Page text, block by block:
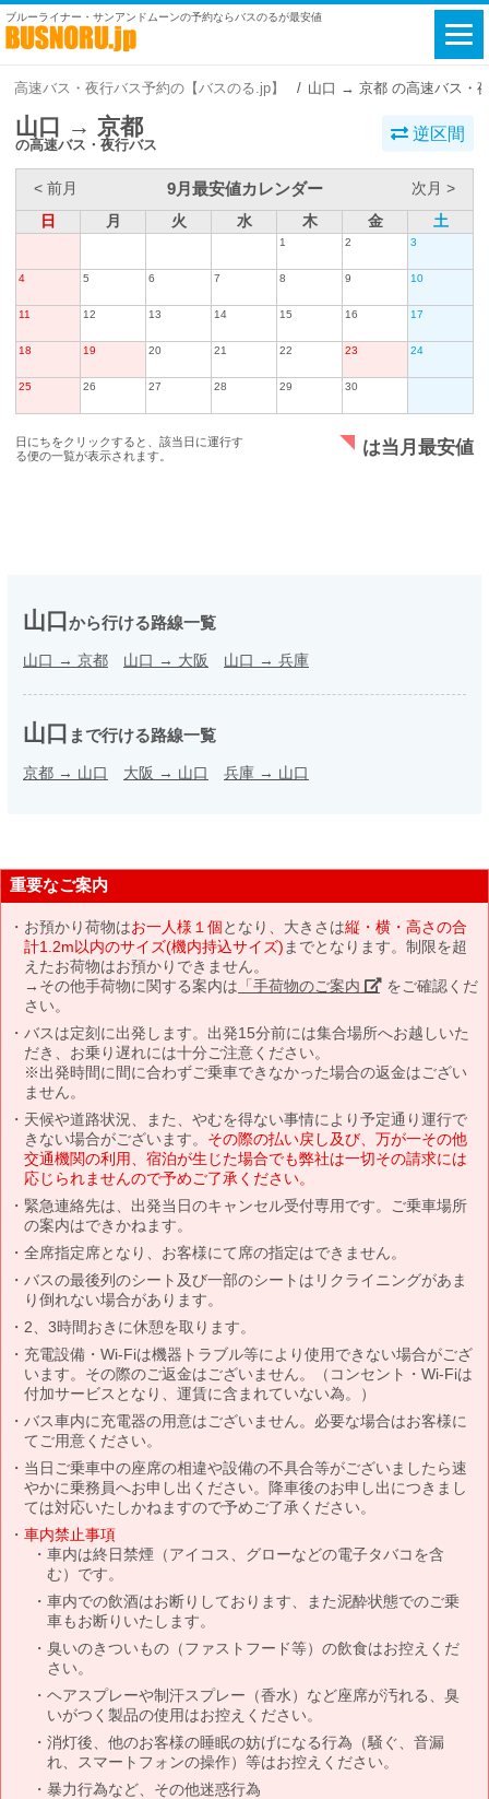
ブルーライナー・サンアンドムーンの予約ならバスのるが最安値
高速バス・夜行バス予約の【バスのる.jp】 山口 → 京都 の高速バス・
山口 → 京都
の高速バス・夜行バス
逆区間
< 前月 9月最安値カレンダー
次月 >
日
月 火 水 木 金 土
1 2 3
4 5 6 7 8 9 10
11 12 13 14 15 16 17
18 19 20 21 22 23 24
25 26 27 28 29 30
日にちをクリックすると、該当日に運行す
る便の一覧が表示されます。
は当月最安値
山口から行ける路線一覧
山口 → 京都 山口 → 大阪 山口 → 兵庫
山口 まで行ける路線一覧
京都 → 山口 大阪 → 山口 兵庫 → 山口
重要なご案内
お預かり荷物はお一人様１個となり、大きさは縦・横・高さの合
計1.2m以内のサイズ(機内持込サイズ) までとなります。制限を超
えたお荷物はお預かりできません。
→その他手荷物に関する案内は 「手荷物のご案内」 をご確認くだ
さい。
バスは定刻に出発します。出発15分前には集合場所へお越しいた
だき、お乗り遅れには十分ご注意ください。
※出発時間に間に合わずご乗車できなかった場合の返金はござい
ません。
天候や道路状況、また、やむを得ない事情により予定通り運行で
きない場合がございます。 その際の払い戻し及び、万が一その他
交通機関の利用、宿泊が生じた場合でも弊社は一切その請求には
応じられませんので予めご了承ください。
緊急連絡先は、出発当日のキャンセル受付専用です。ご乗車場所
の案内はできかねます。
全席指定席となり、お客様にて席の指定はできません。
バスの最後列のシート及び一部のシートはリクライニングがあま
り倒れない場合があります。
2、3時間おきに休憩を取ります。
充電設備・Wi-Fiは機器トラブル等により使用できない場合がござ
います。その際のご返金はございません。（コンセント・Wi-Fiは
付加サービスとなり、運賃に含まれていない為。）
バス車内に充電器の用意はございません。必要な場合はお客様に
てご用意ください。
当日ご乗車中の座席の相違や設備の不具合等がございましたら速
やかに乗務員へお申し出ください。降車後のお申し出につきまし
ては対応いたしかねますので予めご了承ください。
車内禁止事項
車内は終日禁煙（アイコス、グローなどの電子タバコを含
む）です。
車内での飲酒はお断りしております、また泥酔状態でのご乗
車もお断りいたします。
臭いのきついもの（ファストフード等）の飲食はお控えくだ
さい。
ヘアスプレーや制汗スプレー（香水）など座席が汚れる、臭
いがつく製品の使用はお控えください。
消灯後、他のお客様の睡眠の妨げになる行為（騒ぐ、音漏
れ、スマートフォンの操作）等はお控えください。
暴力行為など、その他迷惑行為